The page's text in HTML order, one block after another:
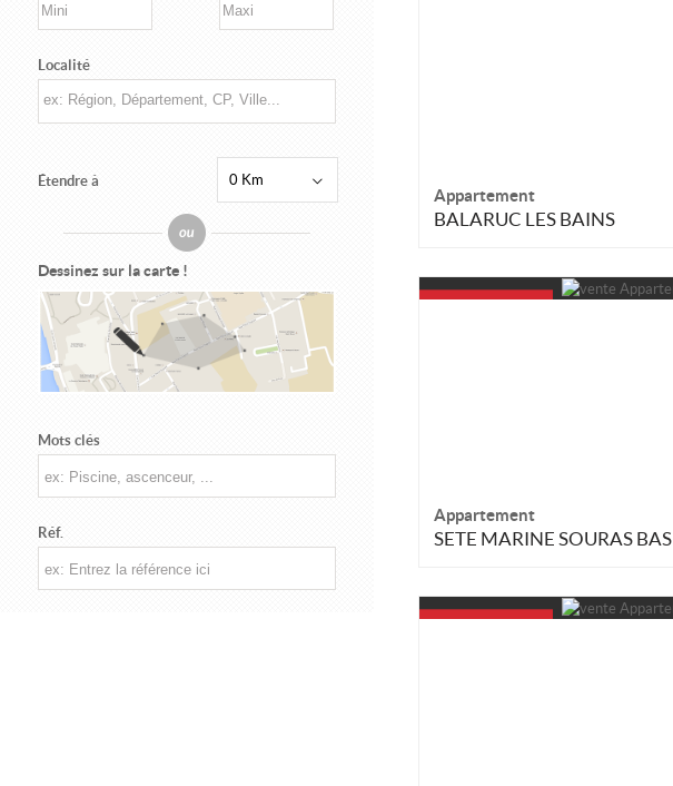
Localité
Étendre à 0 Km
Dessinez sur la carte !
Mots clés
Réf.
Appartement
BALARUC LES BAINS
Appartement
SETE MARINE SOURAS BAS